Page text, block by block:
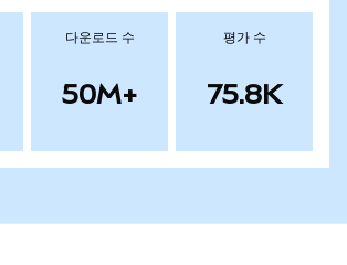
다운로드 수
50M+
평가 수
75.8K